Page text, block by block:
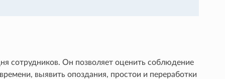
сотрудников. Он позволяет оценить соблюдение
выявить опоздания, простои и переработки